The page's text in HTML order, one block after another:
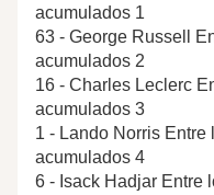
acumulados 1
63 - George Russell
acumulados 2
16 - Charles Leclerc
acumulados 3
1 - Lando Norris Entre
acumulados 4
6 - Isack Hadjar Entre